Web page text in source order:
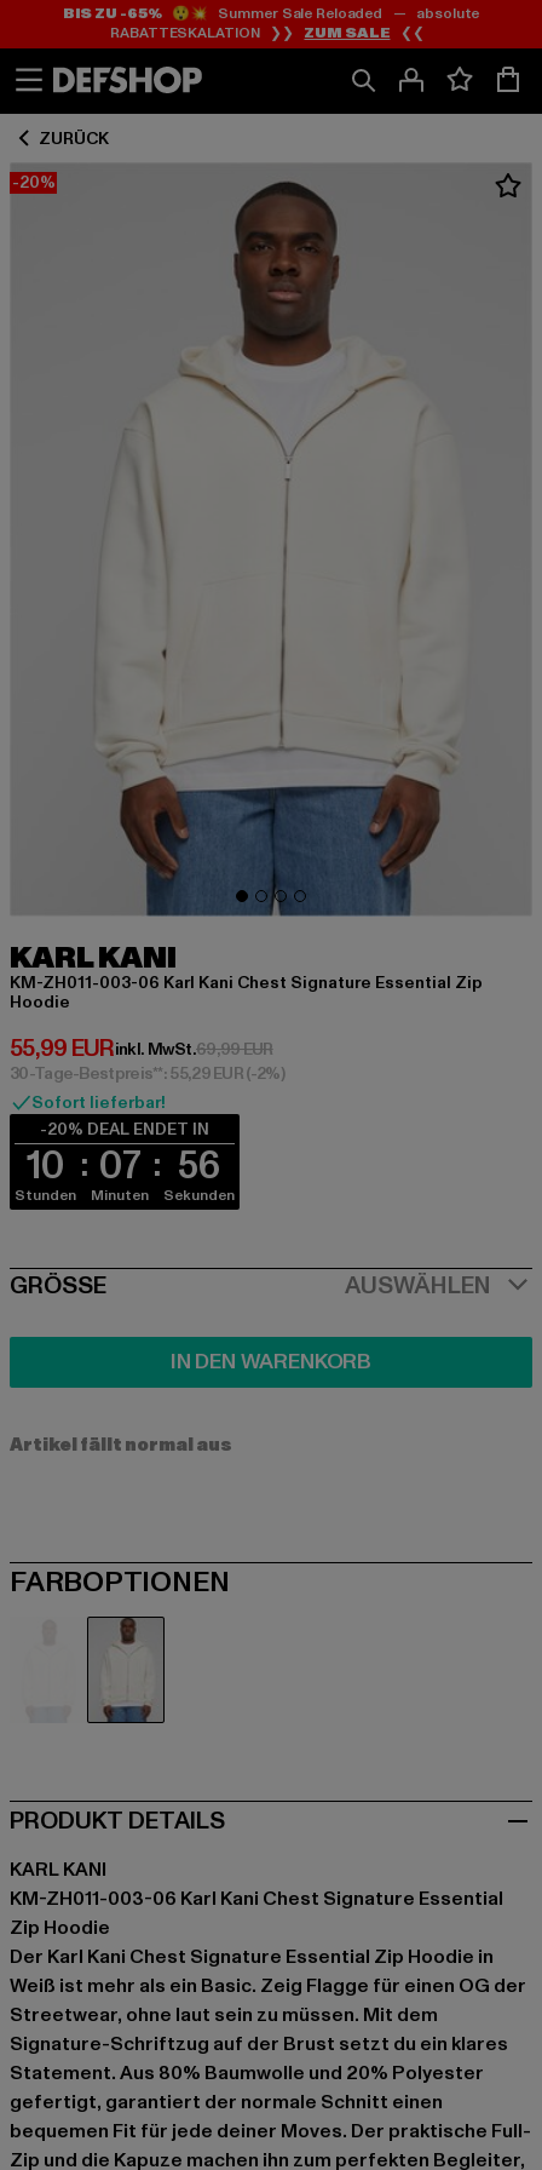
Zum
Inhalt
springen
Zum
Fußzeile
springen
BIS ZU -65%😲💥 Summer Sale Reloaded — absolute
RABATTESKALATION ❯❯ ZUM SALE ❮❮
ZURÜCK
-20%
KARL KANI
KM-ZH011-003-06 Karl Kani Chest Signature Essential Zip
Hoodie
55,99 EUR
Derzeitiger Preis: 55,99 EUR
inkl. MwSt.69,99 EURAktionspreis: 69,99 EUR
30-Tage-Bestpreis**: 55,29 EUR(-2%)
Sofort lieferbar!
-20% DEAL ENDET IN
10
Stunden
07
Minuten
55
Sekunden
SIZE
GRÖSSE AUSWÄHLEN
IN DEN WARENKORB
Artikel fällt normal aus
FARBOPTIONEN
PRODUKT DETAILS
KARL KANI
KM-ZH011-003-06 Karl Kani Chest Signature Essential
Zip Hoodie
Der Karl Kani Chest Signature Essential Zip Hoodie in
Weiß ist mehr als ein Basic. Zeig Flagge für einen OG der
Streetwear, ohne laut sein zu müssen. Mit dem
Signature-Schriftzug auf der Brust setzt du ein klares
Statement. Aus 80% Baumwolle und 20% Polyester
gefertigt, garantiert der normale Schnitt einen
bequemen Fit für jede deiner Moves. Der praktische Full-
Zip und die Kapuze machen ihn zum perfekten Begleiter,